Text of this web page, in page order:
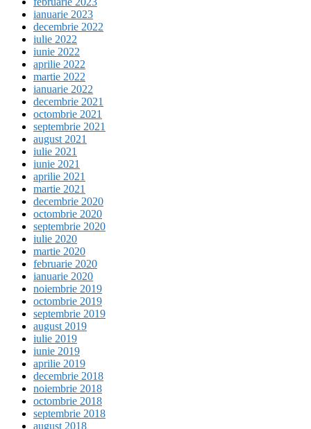
ianuarie 2023
decembrie 2022
iulie 2022
iunie 2022
aprilie 2022
martie 2022
ianuarie 2022
decembrie 2021
octombrie 2021
septembrie 2021
august 2021
iulie 2021
iunie 2021
aprilie 2021
martie 2021
decembrie 2020
octombrie 2020
septembrie 2020
iulie 2020
martie 2020
februarie 2020
ianuarie 2020
noiembrie 2019
octombrie 2019
septembrie 2019
august 2019
iulie 2019
iunie 2019
aprilie 2019
decembrie 2018
noiembrie 2018
octombrie 2018
septembrie 2018
august 2018